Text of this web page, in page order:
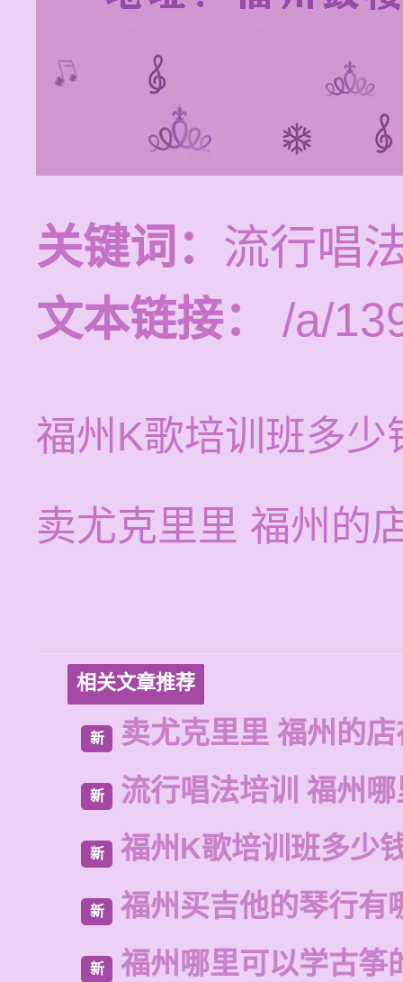
关键词： 流行唱
文本链接：
/a/
福州K歌培训班多少
卖尤克里里 福州的
相关文章推荐
新 卖尤克里里 福州的
新 流行唱法培训 福州
新 福州K歌培训班多少
新 福州买吉他的琴行有
新 福州哪里可以学古筝